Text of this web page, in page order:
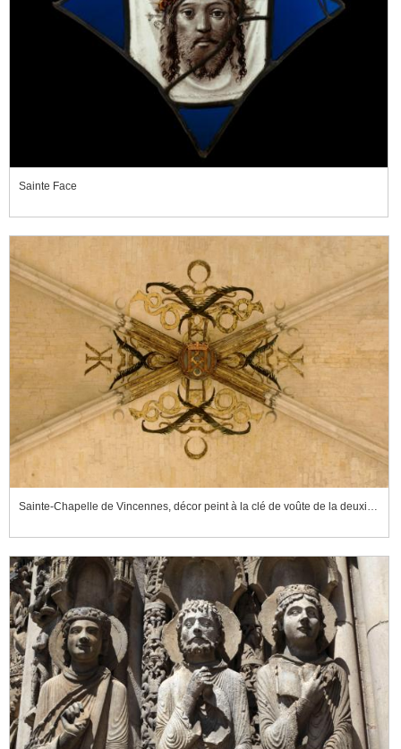
Sainte Face
Sainte-Chapelle de Vincennes, décor peint à la clé de voûte de la deuxième travée de la nef